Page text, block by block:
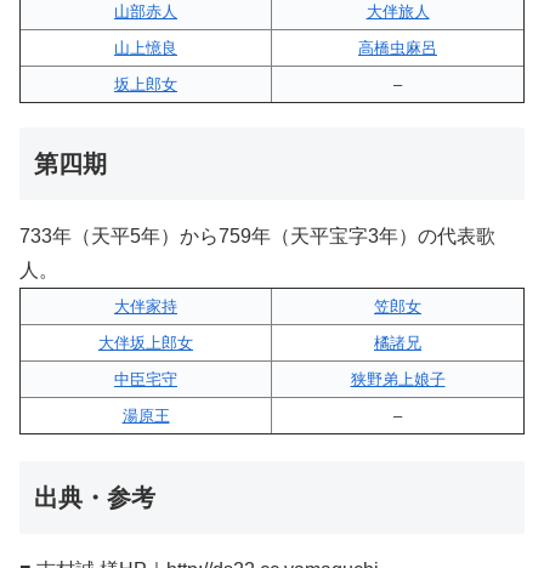
山部赤人
大伴旅人
山上憶良
高橋虫麻呂
坂上郎女
–
第四期
733年（天平5年）から759年（天平宝字3年）の代表歌
人。
大伴家持
笠郎女
大伴坂上郎女
橘諸兄
中臣宅守
狭野弟上娘子
湯原王
–
出典・参考